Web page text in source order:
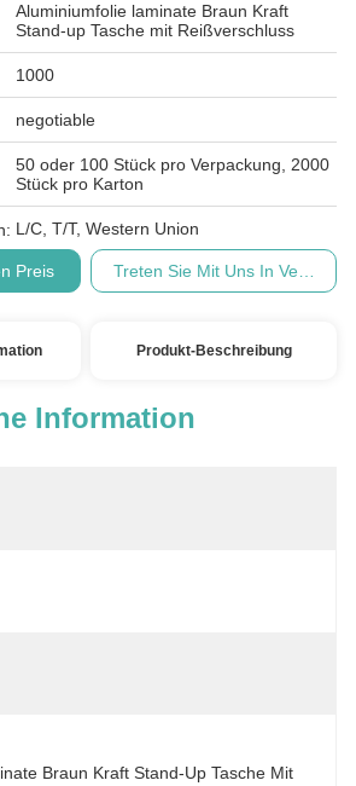
Aluminiumfolie laminate Braun Kraft
Stand-up Tasche mit Reißverschluss
1000
negotiable
50 oder 100 Stück pro Verpackung, 2000
Stück pro Karton
L/C, T/T, Western Union
Preis Treten Sie Mit Uns In
Produkt-Beschreibung
Information
Braun Kraft Stand-Up Tasche Mit